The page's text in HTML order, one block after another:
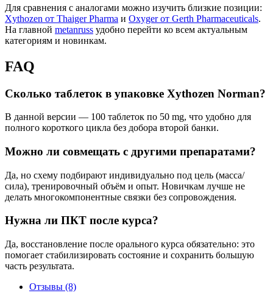
Для сравнения с аналогами можно изучить близкие позиции:
Xythozen от Thaiger Pharma и Oxyger от Gerth Pharmaceuticals.
На главной metanruss удобно перейти ко всем актуальным
категориям и новинкам.
FAQ
Сколько таблеток в упаковке Xythozen Norman?
В данной версии — 100 таблеток по 50 mg, что удобно для
полного короткого цикла без добора второй банки.
Можно ли совмещать с другими препаратами?
Да, но схему подбирают индивидуально под цель (масса/
сила), тренировочный объём и опыт. Новичкам лучше не
делать многокомпонентные связки без сопровождения.
Нужна ли ПКТ после курса?
Да, восстановление после орального курса обязательно: это
помогает стабилизировать состояние и сохранить большую
часть результата.
Отзывы (8)